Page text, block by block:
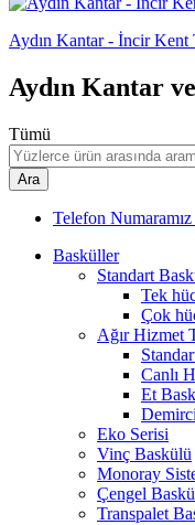
Aydın Kantar - İncir Kent
Aydın Kantar
Tümü
Ara
Telefon Numaramız
Basküller
Standart
Tek
Çok
Ağır Hizmet
Canlı
Et
Eko Serisi
Vinç Baskülü
Monoray
Çengel
Transpalet